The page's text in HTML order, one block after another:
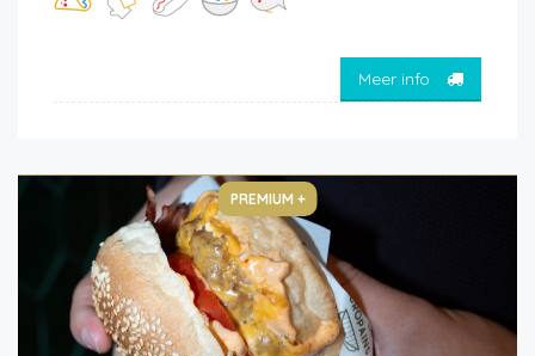
Meer info
PREMIUM +